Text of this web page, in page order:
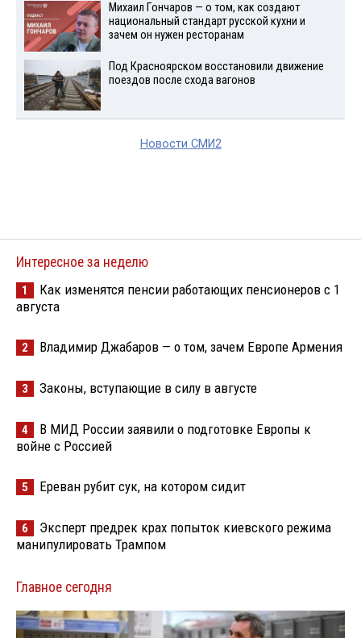
Михаил Гончаров — о том, как создают
национальный стандарт русской кухни и
зачем он нужен ресторанам
Под Красноярском восстановили движение
поездов после схода вагонов
Новости СМИ2
Интересное за неделю
1
Как изменятся пенсии работающих пенсионеров с 1
августа
2 Владимир Джабаров — о том, зачем Европе Армения
3 Законы, вступающие в силу в августе
4
В МИД России заявили о подготовке Европы к
войне с Россией
5 Ереван рубит сук, на котором сидит
6
Эксперт предрек крах попыток киевского режима
манипулировать Трампом
Главное сегодня